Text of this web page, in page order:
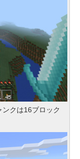
クは16ブロック